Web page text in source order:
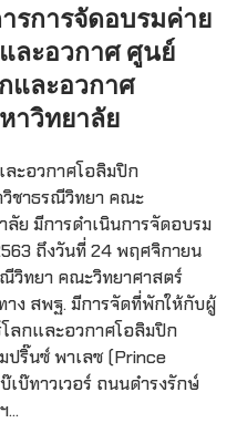
รการจัดอบรมค่าย
ละอวกาศ ศูนย์
และอวกาศ
าวิทยาลัย
ะอวกาศโอลิมปิก
ชาธรณีวิทยา คณะ
ย มีการดำเนินการจัดอบรม
ถึงวันที่ 24 พฤศจิกายน
วิทยา คณะวิทยาศาสตร์
ง สพฐ. มีการจัดที่พักให้กับผู้
โลกและอวกาศโอลิมปิก
ปริ๊นซ์ พาเลซ (Prince
บ๊ทาวเวอร์ ถนนดำรงรักษ์